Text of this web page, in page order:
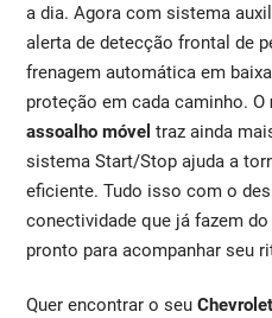
a dia. Agora com sistema
alerta de detecção frontal de
frenagem automática em
proteção em cada caminho. O
assoalho móvel traz ainda
sistema Start/Stop ajuda a
eficiente. Tudo isso com o
conectividade que já fazem
pronto para acompanhar seu
Quer encontrar o seu